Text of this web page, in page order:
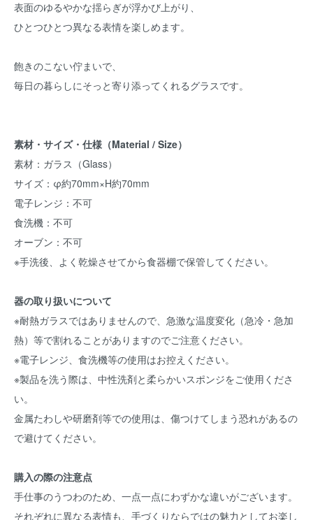
表面のゆるやかな揺らぎが浮かび上がり、
ひとつひとつ異なる表情を楽しめます。
飽きのこない佇まいで、
毎日の暮らしにそっと寄り添ってくれるグラスです。
素材・サイズ・仕様（Material / Size）
素材：ガラス（Glass）
サイズ：φ約70mm×H約70mm
電子レンジ：不可
食洗機：不可
オーブン：不可
※手洗後、よく乾燥させてから食器棚で保管してください。
器の取り扱いについて
※耐熱ガラスではありませんので、急激な温度変化（急冷・急加
熱）等で割れることがありますのでご注意ください。
※電子レンジ、食洗機等の使用はお控えください。
※製品を洗う際は、中性洗剤と柔らかいスポンジをご使用くださ
い。
金属たわしや研磨剤等での使用は、傷つけてしまう恐れがあるの
で避けてください。
購入の際の注意点
手仕事のうつわのため、一点一点にわずかな違いがございます。
それぞれに異なる表情も、手づくりならではの魅力としてお楽し